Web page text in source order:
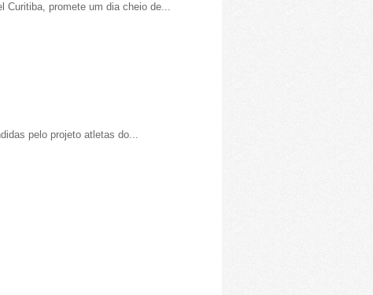
Curitiba, promete um dia cheio de...
pelo projeto atletas do...